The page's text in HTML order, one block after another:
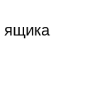
ящика